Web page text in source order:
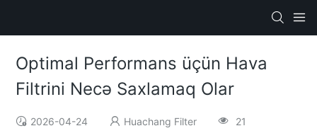
Optimal Performans üçün Hava
Filtrini Necə Saxlamaq Olar
2026-04-24 Huachang Filter 21